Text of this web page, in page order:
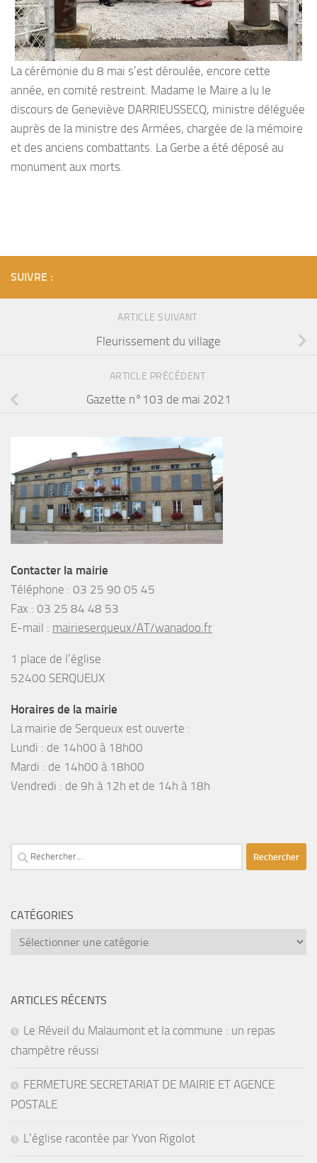
La cérémonie du 8 mai s’est déroulée, encore cette
année, en comité restreint. Madame le Maire a lu le
discours de Geneviève DARRIEUSSECQ, ministre déléguée
auprès de la ministre des Armées, chargée de la mémoire
et des anciens combattants. La Gerbe a été déposé au
monument aux morts.
SUIVRE :
ARTICLE SUIVANT
Fleurissement du village
ARTICLE PRÉCÉDENT
Gazette n°103 de mai 2021
Contacter la mairie
Téléphone : 03 25 90 05 45
Fax : 03 25 84 48 53
E-mail : mairieserqueux/AT/wanadoo.fr
1 place de l’église
52400 SERQUEUX
Horaires de la mairie
La mairie de Serqueux est ouverte :
Lundi : de 14h00 à 18h00
Mardi : de 14h00 à 18h00
Vendredi : de 9h à 12h et de 14h à 18h
Rechercher :
CATÉGORIES
catégories
ARTICLES RÉCENTS
Le Réveil du Malaumont et la commune : un repas
champêtre réussi
FERMETURE SECRETARIAT DE MAIRIE ET AGENCE
POSTALE
L’église racontée par Yvon Rigolot